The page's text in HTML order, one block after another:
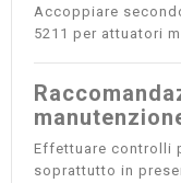
Accoppiare
5211 per attuatori
Effettuare controlli
soprattutto in